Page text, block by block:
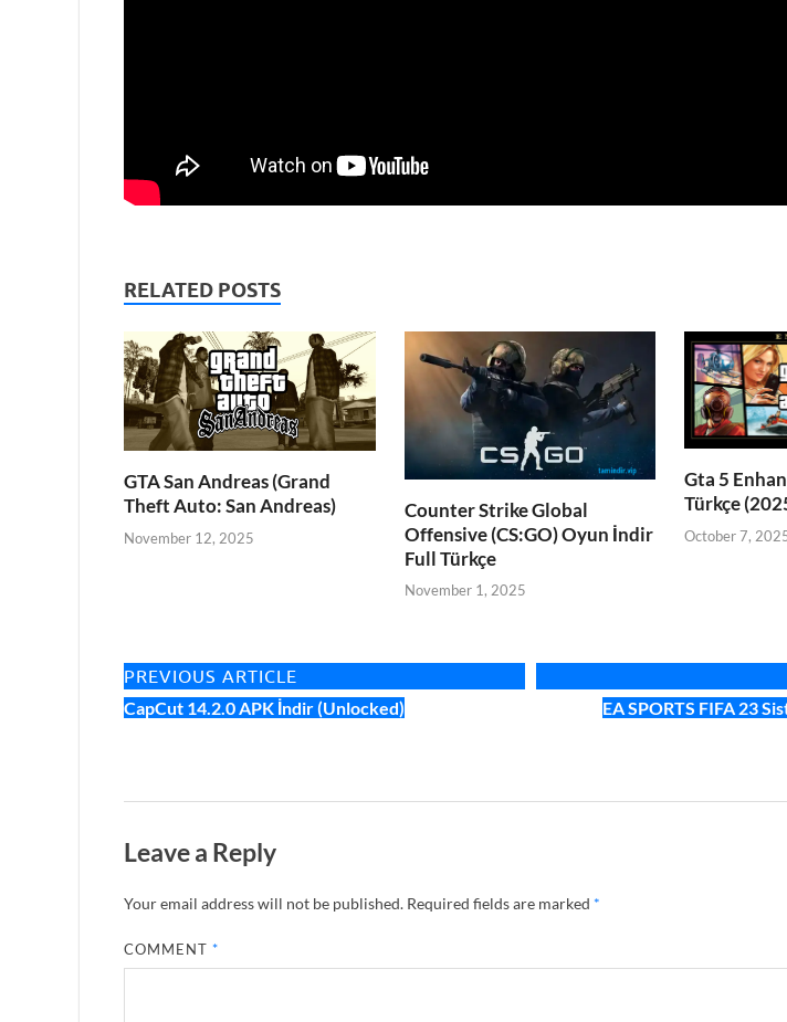
RELATED POSTS
GTA San Andreas (Grand
Theft Auto: San Andreas)
November 12, 2025
Counter Strike Global
Offensive (CS:GO) Oyun İndir
Full Türkçe
November 1, 2025
Gta 5
Türkçe
October 7,
PREVIOUS ARTICLE
CapCut 14.2.0 APK İndir (Unlocked)
EA SPORTS FIFA 23
Leave a Reply
Your email address will not be published. Required fields are marked *
COMMENT*